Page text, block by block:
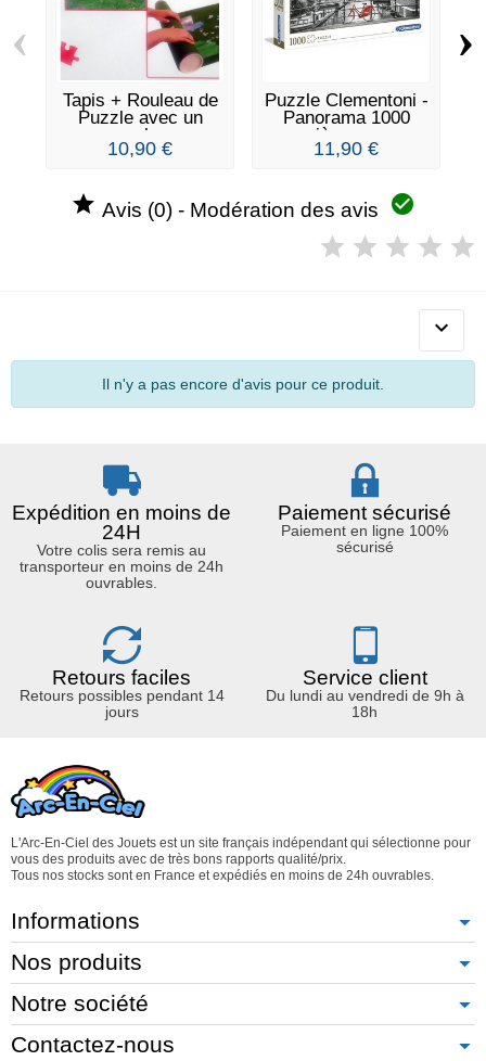
Tapis + Rouleau de
Puzzle avec un
puzzle...
10,90 €
Puzzle Clementoni -
Panorama 1000
pièces -...
11,90 €
‹ ›
 Avis (0) - Modération des avis 

Il n'y a pas encore d'avis pour ce produit.
Expédition en moins de
24H
Votre colis sera remis au
transporteur en moins de 24h
ouvrables.
Paiement sécurisé
Paiement en ligne 100%
sécurisé
Retours faciles
Retours possibles pendant 14
jours
Service client
Du lundi au vendredi de 9h à
18h
L'Arc-En-Ciel des Jouets est un site français indépendant qui sélectionne pour
vous des produits avec de très bons rapports qualité/prix.
Tous nos stocks sont en France et expédiés en moins de 24h ouvrables.
Informations
Nos produits
Notre société
Contactez-nous